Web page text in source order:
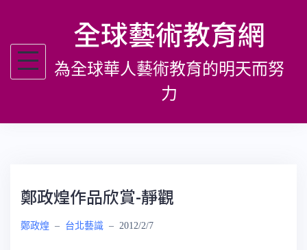
主
全球藝術教育網
為全球華人藝術教育的明天而努
力
鄭政煌作品欣賞-靜觀
鄭政煌 – 台北藝識 – 2012/2/7